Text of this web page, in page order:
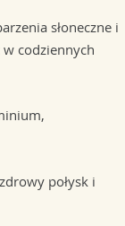
słoneczne i
codziennych
połysk i